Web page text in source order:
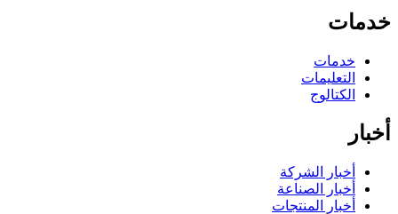
خدمات
خدمات
التعليمات
الكتالوج
أخبار
أخبار الشركة
أخبار الصناعة
أخبار المنتجات